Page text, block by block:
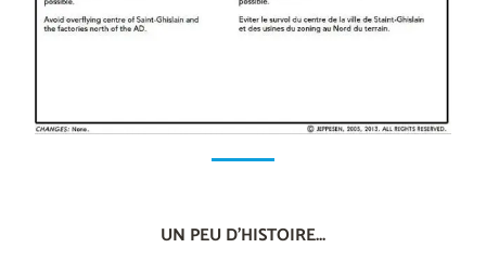
UN PEU D'HISTOIRE...